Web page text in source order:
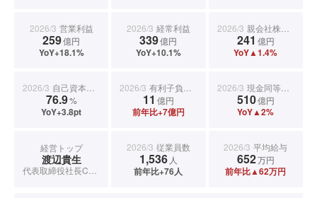
2026/3 営業利益
259億円
YoY+18.1%
2026/3 経常利益
339億円
YoY+10.1%
2026/3 親会社株主に帰属する当期純利益
241 億円
YoY▲1.4%
2026/3 自己資本比率
76.9%
YoY+3.8pt
2026/3 有利子負債合計
11 億円
前年比+7億円
2026/3 現金同等物期末残高
510億円
YoY▲2%
経営トップ
渡辺貴生
2026/3 従業員数
1,536 人
前年比+76人
2026/3 平均給与
652万円
前年比▲62万円